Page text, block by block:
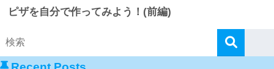
ピザを自分で作ってみよう！(前編)